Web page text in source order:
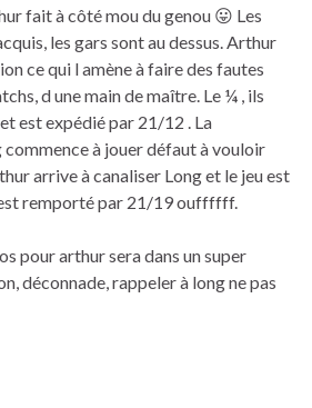
fait à côté mou du genou 😛 Les
les gars sont au dessus. Arthur
ce qui l amène à faire des fautes
d une main de maître. Le ¼ , ils
est expédié par 21/12 . La
à jouer défaut à vouloir
arrive à canaliser Long et le jeu est
remporté par 21/19 ouffffff.
pour arthur sera dans un super
déconnade, rappeler à long ne pas